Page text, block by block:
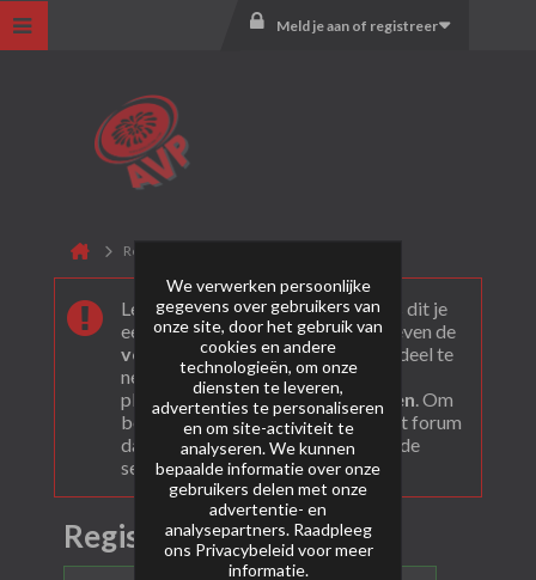
Meld je aan of registreer
Registreer
Leuk dat je ons gevonden hebt! Als dit je
eerste bezoek is bekijk dan eerst even de
veel gestelde vragen. Om actief deel te
nemen en ook berichten te kunnen
plaatsen moet je je eerst registeren. Om
berichten te bekijken, selecteer het forum
dat je wil bezoeken uit onderstaande
selectie.
Registreer
We verwerken persoonlijke
gegevens over gebruikers van
onze site, door het gebruik van
cookies en andere
technologieën, om onze
diensten te leveren,
advertenties te personaliseren
en om site-activiteit te
analyseren. We kunnen
bepaalde informatie over onze
gebruikers delen met onze
advertentie- en
analysepartners. Raadpleeg
ons Privacybeleid voor meer
informatie.